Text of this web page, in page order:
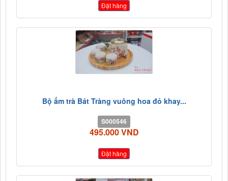
Đặt hàng
Bộ ấm trà Bát Tràng vuông hoa đỏ khay...
S000546
495.000 VND
Đặt hàng